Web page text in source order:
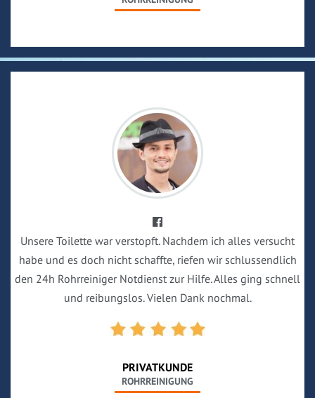
Unsere Toilette war verstopft. Nachdem ich alles versucht
habe und es doch nicht schaffte, riefen wir schlussendlich
den 24h Rohrreiniger Notdienst zur Hilfe. Alles ging schnell
und reibungslos. Vielen Dank nochmal.
PRIVATKUNDE
ROHRREINIGUNG